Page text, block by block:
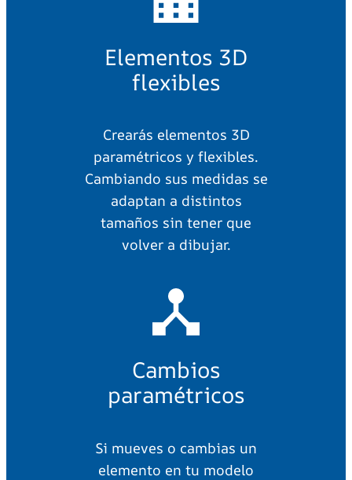
Elementos 3D
flexibles
Crearás elementos 3D
paramétricos y flexibles.
Cambiando sus medidas se
adaptan a distintos
tamaños sin tener que
volver a dibujar.
Cambios
paramétricos
Si mueves o cambias un
elemento en tu modelo